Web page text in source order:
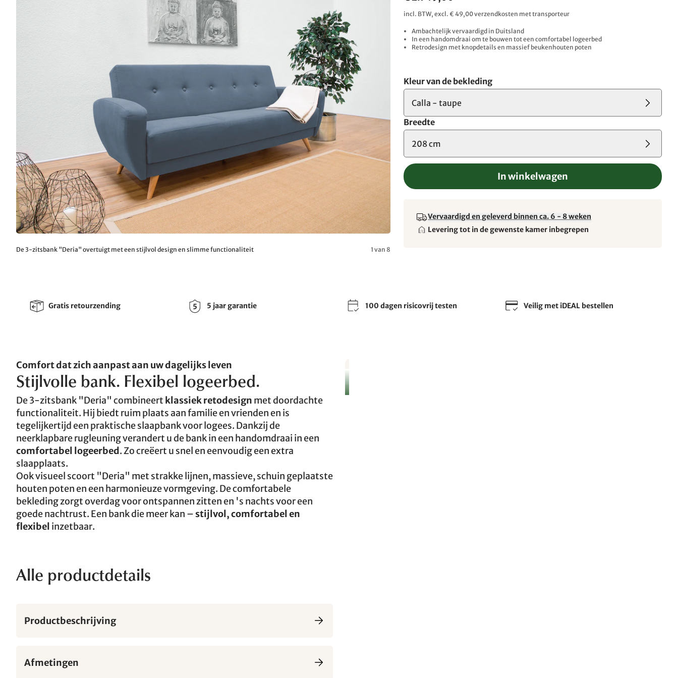
De 3-zitsbank "Deria" overtuigt met een stijlvol design en slimme functionaliteit 1 van 8
incl. BTW, excl. € 49,00 verzendkosten met transporteur
Ambachtelijk vervaardigd in Duitsland
In een handomdraai om te bouwen tot een comfortabel logeerbed
Retrodesign met knopdetails en massief beukenhouten poten
Kleur van de bekleding
Calla - taupe
Breedte
208 cm
In winkelwagen
Vervaardigd en geleverd binnen ca. 6 - 8 weken
Levering tot in de gewenste kamer inbegrepen
Gratis retourzending 5 jaar garantie 100 dagen risicovrij testen Veilig met iDEAL bestellen
Comfort dat zich aanpast aan uw dagelijks leven
Stijlvolle bank. Flexibel logeerbed.
De 3-zitsbank "Deria" combineert klassiek retodesign met doordachte
functionaliteit. Hij biedt ruim plaats aan familie en vrienden en is
tegelijkertijd een praktische slaapbank voor logees. Dankzij de
neerklapbare rugleuning verandert u de bank in een handomdraai in een
comfortabel logeerbed. Zo creëert u snel en eenvoudig een extra
slaapplaats.
Ook visueel scoort "Deria" met strakke lijnen, massieve, schuin geplaatste
houten poten en een harmonieuze vormgeving. De comfortabele
bekleding zorgt overdag voor ontspannen zitten en 's nachts voor een
goede nachtrust. Een bank die meer kan – stijlvol, comfortabel en
flexibel inzetbaar.
Alle productdetails
Productbeschrijving
Afmetingen